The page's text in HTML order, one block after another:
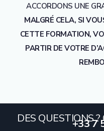
ACCORDONS UNE
MALGRÉ CELA, SI
CETTE FORMATION,
PARTIR DE VOTRE
DES QUESTIONS
+33 7